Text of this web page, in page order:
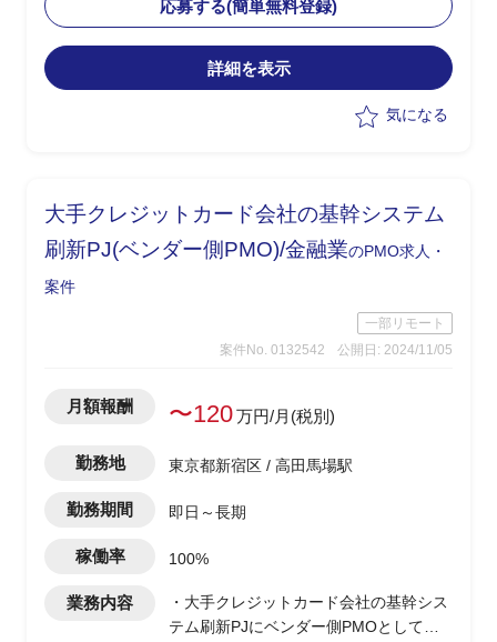
下、IT全般の刷新が進行中
・顧客システムの更改に伴い、移行計画
策定などを担当
応募する(簡単無料登録)
詳細を表示
気になる
大手クレジットカード会社の基幹システム
刷新PJ(ベンダー側PMO)/金融業のPMO求人・
案件
一部リモート
案件No. 0132542
公開日: 2024/11/05
月額報酬 〜120万円/月(税別)
勤務地 東京都新宿区 / 高田馬場駅
勤務期間 即日～長期
稼働率 100%
業務内容
・大手クレジットカード会社の基幹シス
テム刷新PJにベンダー側PMOとして参